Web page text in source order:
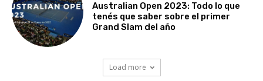
Australian Open 2023: Todo lo que
tenés que saber sobre el primer
Grand Slam del año
Load more